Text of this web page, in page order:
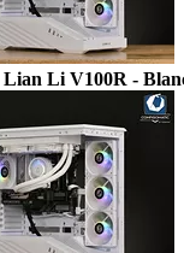
Lian Li V100R -